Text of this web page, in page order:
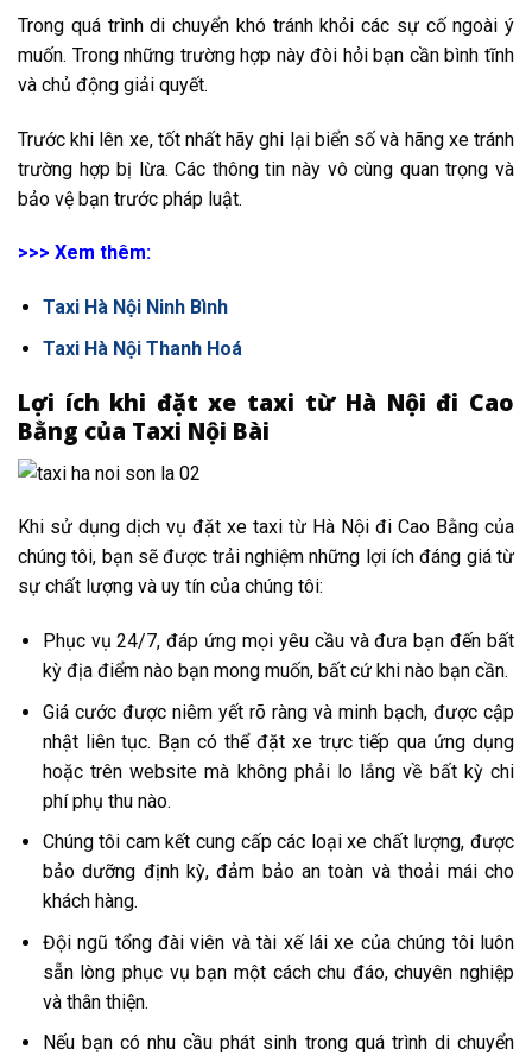
Trong quá trình di chuyển khó tránh khỏi các sự cố ngoài ý
muốn. Trong những trường hợp này đòi hỏi bạn cần bình tĩnh
và chủ động giải quyết.
Trước khi lên xe, tốt nhất hãy ghi lại biển số và hãng xe tránh
trường hợp bị lừa. Các thông tin này vô cùng quan trọng và
bảo vệ bạn trước pháp luật.
>>> Xem thêm:
Taxi Hà Nội Ninh Bình
Taxi Hà Nội Thanh Hoá
Lợi ích khi đặt xe taxi từ Hà Nội đi Cao
Bằng của Taxi Nội Bài
Khi sử dụng dịch vụ đặt xe taxi từ Hà Nội đi Cao Bằng của
chúng tôi, bạn sẽ được trải nghiệm những lợi ích đáng giá từ
sự chất lượng và uy tín của chúng tôi:
Phục vụ 24/7, đáp ứng mọi yêu cầu và đưa bạn đến bất
kỳ địa điểm nào bạn mong muốn, bất cứ khi nào bạn cần.
Giá cước được niêm yết rõ ràng và minh bạch, được cập
nhật liên tục. Bạn có thể đặt xe trực tiếp qua ứng dụng
hoặc trên website mà không phải lo lắng về bất kỳ chi
phí phụ thu nào.
Chúng tôi cam kết cung cấp các loại xe chất lượng, được
bảo dưỡng định kỳ, đảm bảo an toàn và thoải mái cho
khách hàng.
Đội ngũ tổng đài viên và tài xế lái xe của chúng tôi luôn
sẵn lòng phục vụ bạn một cách chu đáo, chuyên nghiệp
và thân thiện.
Nếu bạn có nhu cầu phát sinh trong quá trình di chuyển